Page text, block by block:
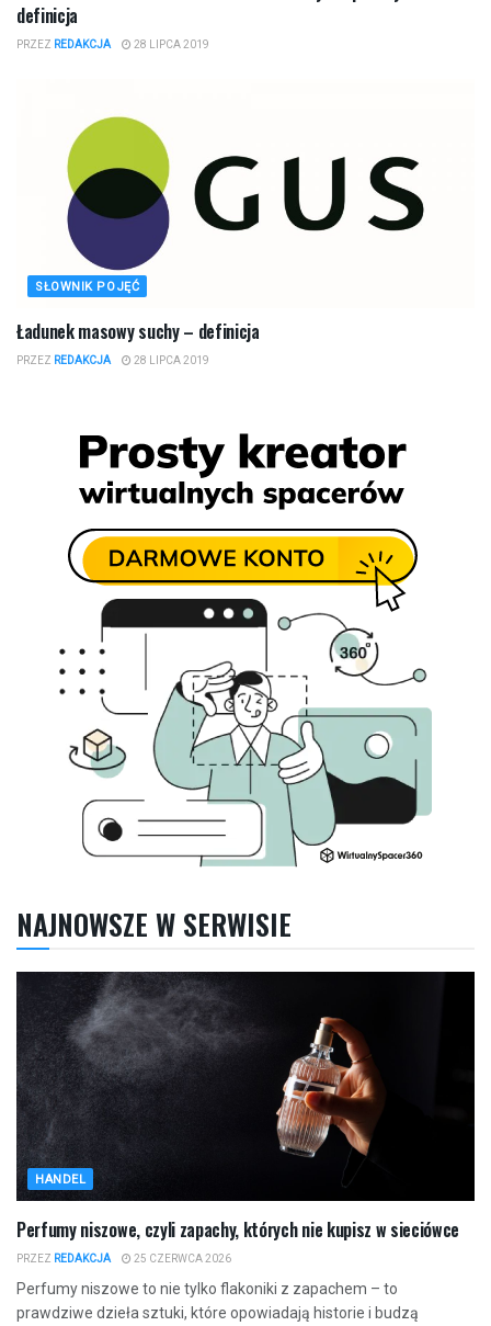
definicja
PRZEZ REDAKCJA 28 LIPCA 2019
SŁOWNIK POJĘĆ
Ładunek masowy suchy – definicja
PRZEZ REDAKCJA 28 LIPCA 2019
NAJNOWSZE W SERWISIE
HANDEL
Perfumy niszowe, czyli zapachy, których nie kupisz w sieciówce
PRZEZ REDAKCJA 25 CZERWCA 2026
Perfumy niszowe to nie tylko flakoniki z zapachem – to
prawdziwe dzieła sztuki, które opowiadają historie i budzą